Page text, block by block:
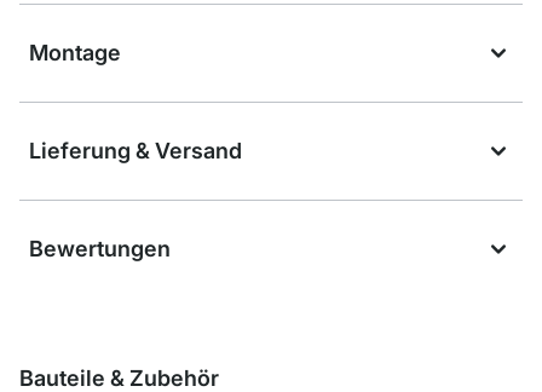
Montage
Lieferung & Versand
Bewertungen
Bauteile & Zubehör